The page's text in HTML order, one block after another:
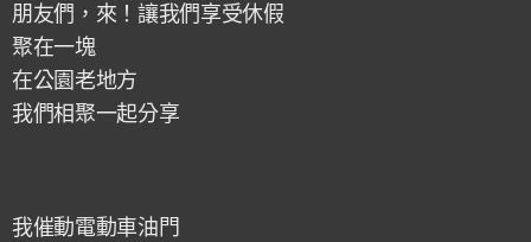
朋友們，來！讓我們享受休假
聚在一塊
在公園老地方
我們相聚一起分享
我催動電動車油門